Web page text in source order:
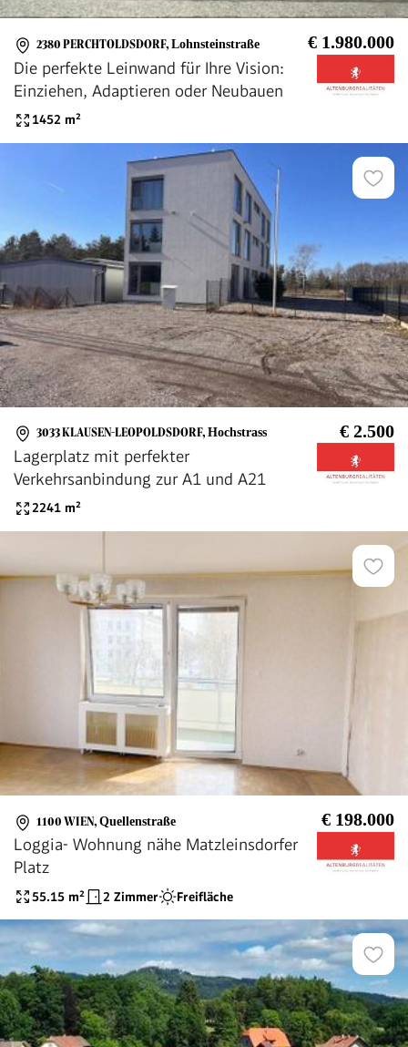
2380 PERCHTOLDSDORF, Lohnsteinstraße € 1.980.000
Die perfekte Leinwand für Ihre Vision:
Einziehen, Adaptieren oder Neubauen
1452 m²
3033 KLAUSEN-LEOPOLDSDORF, Hochstrass € 2.500
Lagerplatz mit perfekter
Verkehrsanbindung zur A1 und A21
2241 m²
1100 WIEN, Quellenstraße € 198.000
Loggia- Wohnung nähe Matzleinsdorfer
Platz
55.15 m² 2 Zimmer Freifläche